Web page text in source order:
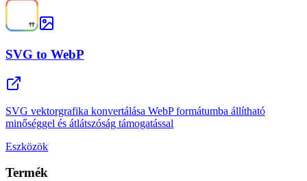
SVG to WebP
SVG vektorgrafika konvertálása WebP formátumba állítható
minőséggel és átlátszóság támogatással
Eszközök
Termék